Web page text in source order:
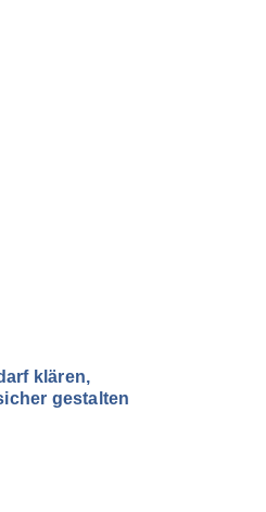
klären,
gestalten